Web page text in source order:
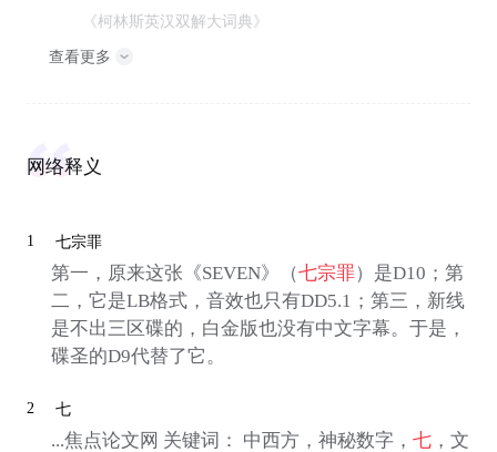
《柯林斯英汉双解大词典》
查看更多
网络释义
1 七宗罪
第一，原来这张《SEVEN》（七宗罪）是D10；第
二，它是LB格式，音效也只有DD5.1；第三，新线
是不出三区碟的，白金版也没有中文字幕。于是，
碟圣的D9代替了它。
2 七
...焦点论文网 关键词： 中西方，神秘数字， 七，文